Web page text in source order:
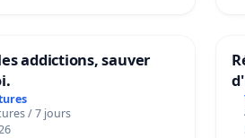
addictions, sauver
/ 7 jours